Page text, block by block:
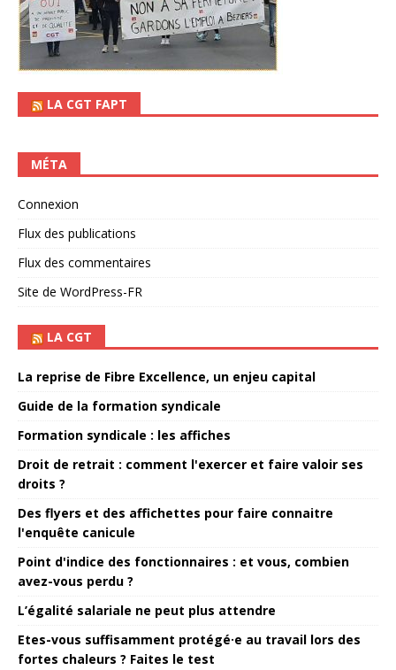
LA CGT FAPT
MÉTA
Connexion
Flux des publications
Flux des commentaires
Site de WordPress-FR
LA CGT
La reprise de Fibre Excellence, un enjeu capital
Guide de la formation syndicale
Formation syndicale : les affiches
Droit de retrait : comment l'exercer et faire valoir ses
droits ?
Des flyers et des affichettes pour faire connaitre
l'enquête canicule
Point d'indice des fonctionnaires : et vous, combien
avez-vous perdu ?
L’égalité salariale ne peut plus attendre
Etes-vous suffisamment protégé·e au travail lors des
fortes chaleurs ? Faites le test